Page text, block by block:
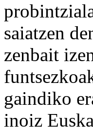
saiatzen
zenbait
gaindiko
inoiz